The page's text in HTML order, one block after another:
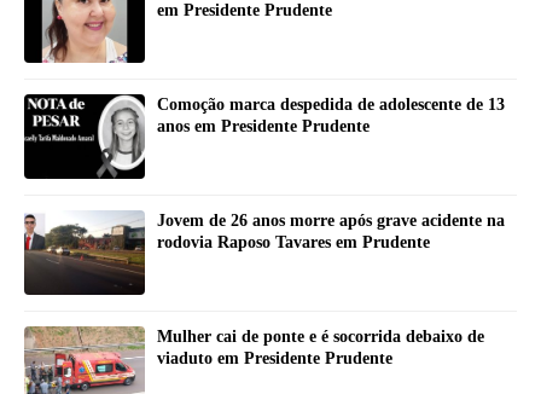
em Presidente Prudente
Comoção marca despedida de adolescente de 13
anos em Presidente Prudente
Jovem de 26 anos morre após grave acidente na
rodovia Raposo Tavares em Prudente
Mulher cai de ponte e é socorrida debaixo de
viaduto em Presidente Prudente